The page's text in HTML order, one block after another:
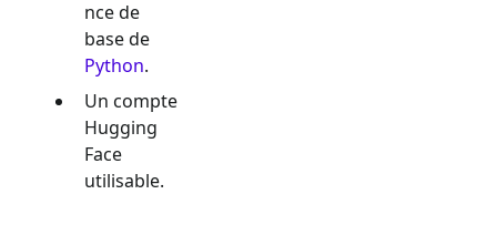
nce de
base de
Python.
Un compte
Hugging
Face
utilisable.